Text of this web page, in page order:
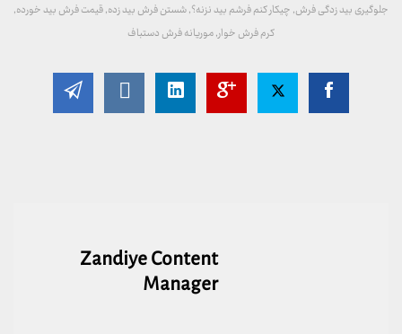
جلوگیری بید زدگی فرش,چیکار کنم فرشم بید نزنه؟,شستن فرش بید زده,قیمت فرش بید خورده,
کرم فرش خوار,موریانه فرش دستباف
Zandiye Content
Manager